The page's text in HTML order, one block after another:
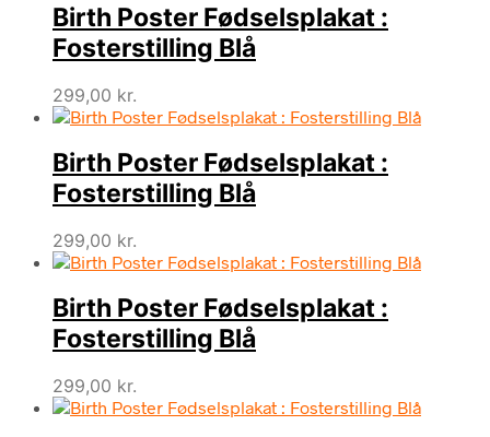
Birth Poster Fødselsplakat :
Fosterstilling Blå
299,00 kr.
Birth Poster Fødselsplakat :
Fosterstilling Blå
299,00 kr.
Birth Poster Fødselsplakat :
Fosterstilling Blå
299,00 kr.